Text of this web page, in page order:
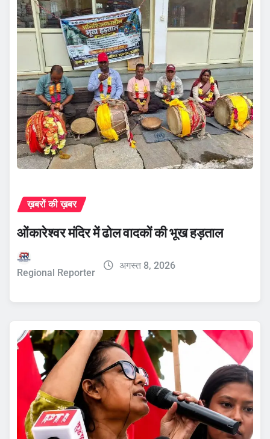
ख़बरों की ख़बर
ओंकारेश्वर मंदिर में ढोल वादकों की भूख हड़ताल
Regional Reporter
अगस्त 8, 2026